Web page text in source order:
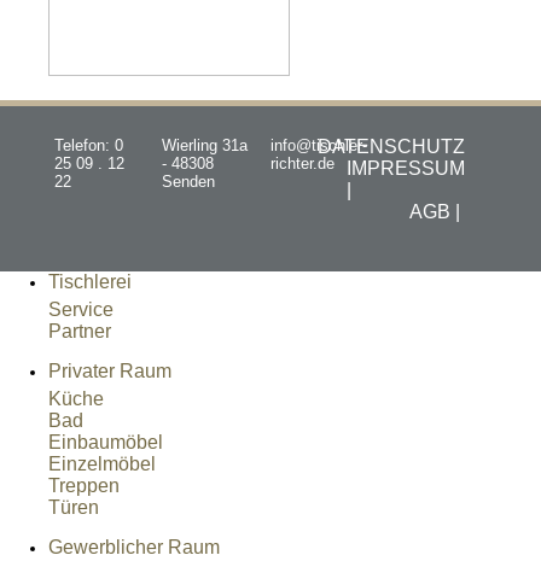
Telefon: 0
25 09 . 12
22
Wierling 31a
- 48308
Senden
info@tischler-
richter.de
DATENSCHUTZ
IMPRESSUM
AGB |
Tischlerei
Service
Partner
Privater Raum
Küche
Bad
Einbaumöbel
Einzelmöbel
Treppen
Türen
Gewerblicher Raum